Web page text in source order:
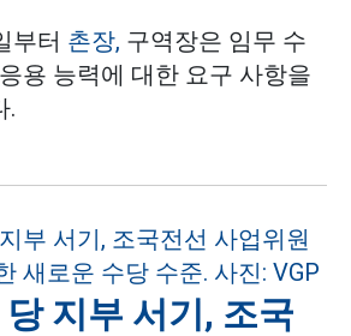
부터 촌장, 구역장은 임무 수
용 능력에 대한 요구 사항을
.
지부 서기, 조국